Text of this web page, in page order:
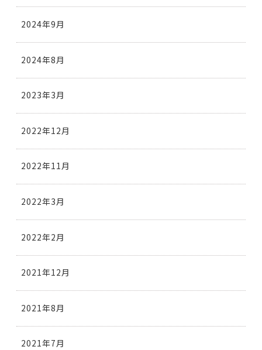
2024年9月
2024年8月
2023年3月
2022年12月
2022年11月
2022年3月
2022年2月
2021年12月
2021年8月
2021年7月